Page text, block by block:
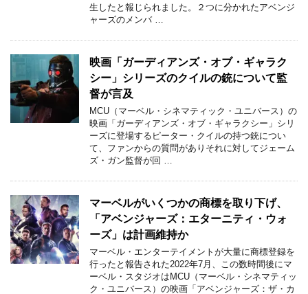
生したと報じられました。２つに分かれたアベンジ
ャーズのメンバ …
映画「ガーディアンズ・オブ・ギャラク
シー」シリーズのクイルの銃について監
督が言及
MCU（マーベル・シネマティック・ユニバース）の
映画「ガーディアンズ・オブ・ギャラクシー」シリ
ーズに登場するピーター・クイルの持つ銃につい
て、ファンからの質問がありそれに対してジェーム
ズ・ガン監督が回 …
マーベルがいくつかの商標を取り下げ、
「アベンジャーズ：エターニティ・ウォ
ーズ」は計画維持か
マーベル・エンターテイメントが大量に商標登録を
行ったと報告された2022年7月、この数時間後にマ
ーベル・スタジオはMCU（マーベル・シネマティッ
ク・ユニバース）の映画「アベンジャーズ：ザ・カ